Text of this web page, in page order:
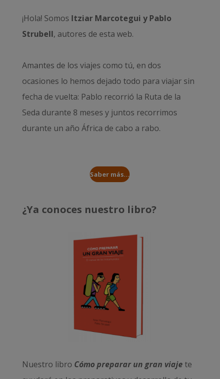
¡Hola! Somos Itziar Marcotegui y Pablo
Strubell, autores de esta web.
Amantes de los viajes como tú, en dos
ocasiones lo hemos dejado todo para viajar sin
fecha de vuelta: Pablo recorrió la Ruta de la
Seda durante 8 meses y juntos recorrimos
durante un año África de cabo a rabo.
Saber más...
¿Ya conoces nuestro libro?
Nuestro libro Cómo preparar un gran viajete